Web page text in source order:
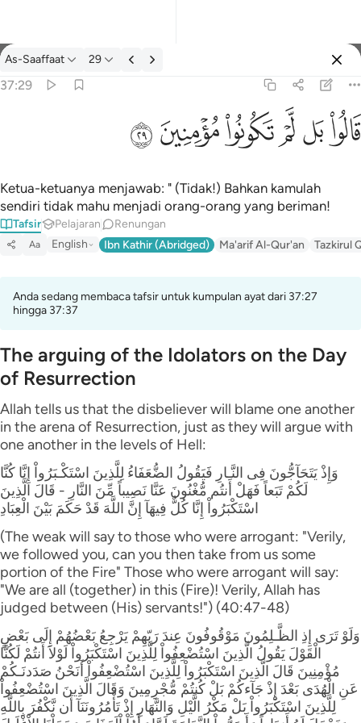
Tafsir: As-Saaffaat 37:29
As-Saaffaat 29
37:29
قَالُوا۟ بَل لَّمْ تَكُونُوا۟ مُؤْمِنِينَ ٢٩
ﱘﱙﱚﱛﱜﱝ
Ketua-ketuanya menjawab: " (Tidak!) Bahkan kamulah
sendiri tidak mahu menjadi orang-orang yang beriman!
Tafsir Pelajaran Renungan
Aa English Ibn Kathir (Abridged) Ma'arif Al-Qur'an Tazkirul
Anda sedang membaca tafsir untuk kumpulan ayat dari 37:27
hingga 37:37
The arguing of the Idolators on the Day
of Resurrection
Allah tells us that the disbeliever will blame one another
in the arena of Resurrection, just as they will argue with
one another in the levels of Hell:
وَإِذْ يَتَحَآجُّونَ فِى النَّـارِ فَيَقُولُ الضُّعَفَاءُ لِلَّذِينَ اسْتَكْـبَرُواْ إِنَّا كُنَّا
لَكُمْ تَبَعاً فَهَلْ أَنتُم مُّغْنُونَ عَنَّا نَصِيباً مِّنَ النَّارِ - قَالَ الَّذِينَ
اسْتَكْبَرُواْ إِنَّا كُلٌّ فِيهَآ إِنَّ اللَّهَ قَدْ حَكَمَ بَيْنَ الْعِبَادِ
(The weak will say to those who were arrogant: "Verily,
we followed you, can you then take from us some
portion of the Fire" Those who were arrogant will say:
"We are all (together) in this (Fire)! Verily, Allah has
judged between (His) servants!") (40:47-48)
وَلَوْ تَرَى إِذِ الظَّـلِمُونَ مَوْقُوفُونَ عِندَ رَبّهِمْ يَرْجِعُ بَعْضُهُمْ إِلَى بَعْضٍ
الْقَوْلَ يَقُولُ الَّذِينَ اسْتُضْعِفُواْ لِلَّذِينَ اسْتَكْبَرُواْ لَوْلاَ أَنتُمْ لَكُنَّا
مُؤْمِنِينَ قَالَ الَّذِينَ اسْتَكْبَرُواْ لِلَّذِينَ اسْتُضْعِفُواْ أَنَحْنُ صَدَدنَـكُمْ
عَنِ الْهُدَى بَعْدَ إِذْ جَآءكُمْ بَلْ كُنتُمْ مُّجْرِمِينَ وَقَالَ الَّذِينَ اسْتُضْعِفُواْ
لِلَّذِينَ اسْتَكْبَرُواْ بَلْ مَكْرُ الَّيْلِ وَالنَّهَارِ إِذْ تَأْمُرُونَنَآ أَن نَّكْفُرَ بِاللَّهِ